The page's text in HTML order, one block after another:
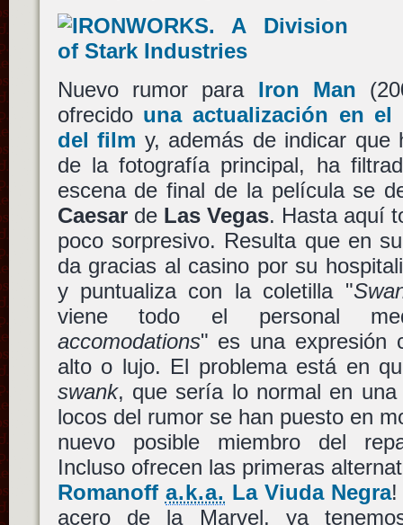
Nuevo rumor para Iron Man
ofrecido una actualización en
del film y, además de indicar que
de la fotografía principal, ha
escena de final de la película se
Caesarde Las Vegas. Hasta aquí
poco sorpresivo. Resulta que en
da gracias al casino por su
y puntualiza con la coletilla "
viene todo el personal
accomodations" es una expresión
alto o lujo. El problema está en
swank, que sería lo normal en
locos del rumor se han puesto en
nuevo posible miembro del
Incluso ofrecen las primeras
Romanoff a.k.a. La Viuda Negra!
acero de la Marvel, ya